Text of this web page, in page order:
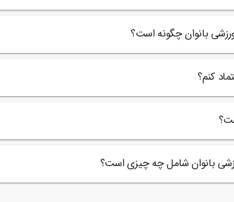
بانوان چگونه است؟
کنم؟
بانوان شامل چه چیزی است؟